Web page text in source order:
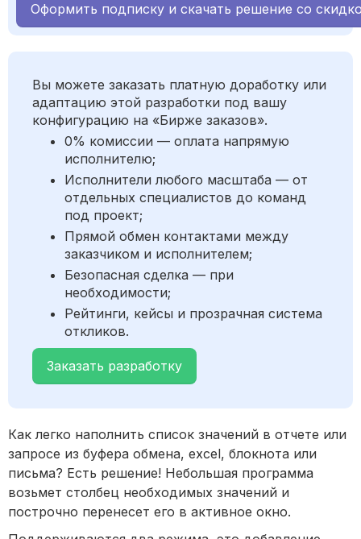
Оформить подписку и скачать решение со
Вы можете заказать платную доработку или
адаптацию этой разработки под вашу
конфигурацию на «Бирже заказов».
0% комиссии — оплата напрямую
исполнителю;
Исполнители любого масштаба — от
отдельных специалистов до команд
под проект;
Прямой обмен контактами между
заказчиком и исполнителем;
Безопасная сделка — при
необходимости;
Рейтинги, кейсы и прозрачная система
откликов.
Заказать разработку
Как легко наполнить список значений в отчете или
запросе из буфера обмена, excel, блокнота или
письма? Есть решение! Небольшая программа
возьмет столбец необходимых значений и
построчно перенесет его в активное окно.